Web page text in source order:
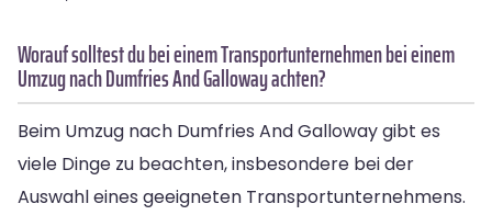
Worauf solltest du bei einem Transportunternehmen bei einem
Umzug nach Dumfries And Galloway achten?
Beim Umzug nach Dumfries And Galloway gibt es
viele Dinge zu beachten, insbesondere bei der
Auswahl eines geeigneten Transportunternehmens.